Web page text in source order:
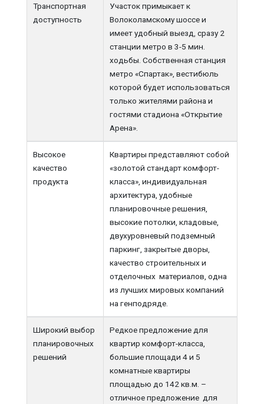
Транспортная
доступность
Участок примыкает к
Волоколамскому шоссе и
имеет удобный выезд, сразу 2
станции метро в 3-5 мин.
ходьбы. Собственная станция
метро «Спартак», вестибюль
которой будет использоваться
только жителями района и
гостями стадиона «Открытие
Арена».
Высокое
качество
продукта
Квартиры представляют собой
«золотой стандарт комфорт-
класса», индивидуальная
архитектура, удобные
планировочные решения,
высокие потолки, кладовые,
двухуровневый подземный
паркинг, закрытые дворы,
качество строительных и
отделочных материалов, одна
из лучших мировых компаний
на генподряде.
Широкий выбор
планировочных
решений
Редкое предложение для
квартир комфорт-класса,
большие площади 4 и 5
комнатные квартиры
площадью до 142 кв.м. –
отличное предложение для